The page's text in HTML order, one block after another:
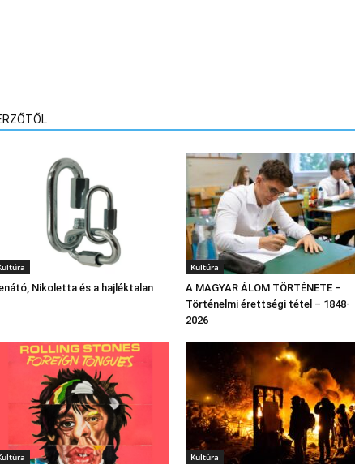
Nikoletta és a hajléktalan
Kultúra
A MAGYAR ÁLOM TÖRTÉNETE –
Történelmi érettségi tétel – 1848-
2026
Kultúra